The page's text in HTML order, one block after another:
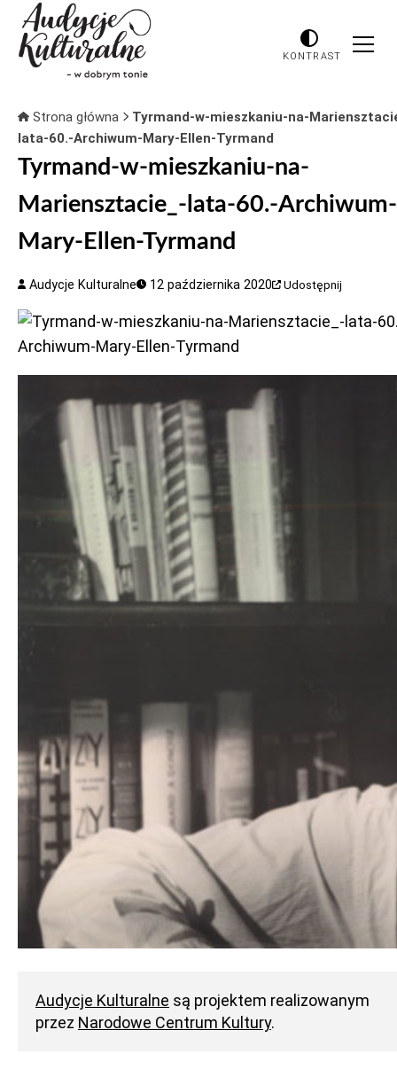
KONTRAST
Strona główna
Tyrmand-w-mieszkaniu-na-
lata-60.-Archiwum-Mary-Ellen-Tyrmand
Tyrmand-w-mieszkaniu-na-
Mariensztacie_-lata-60.-Archiwum-
Mary-Ellen-Tyrmand
Audycje Kulturalne 12 października 2020 Udostępnij
Audycje Kulturalne są projektem realizowanym
przez Narodowe Centrum Kultury.